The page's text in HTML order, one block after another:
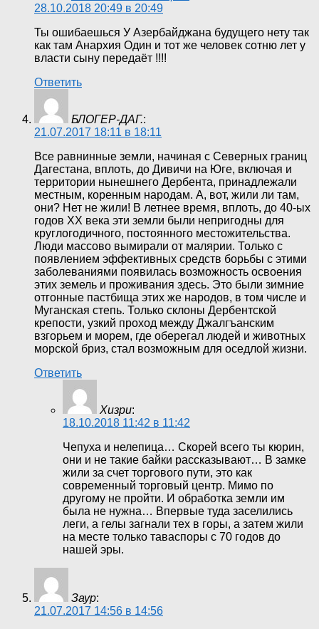
28.10.2018 20:49 в 20:49
Ты ошибаешься У Азербайджана будущего нету так
как там Анархия Один и тот же человек сотню лет у
власти сыну передаёт !!!!
Ответить
БЛОГЕР-ДАГ.:
21.07.2017 18:11 в 18:11
Все равнинные земли, начиная с Северных границ
Дагестана, вплоть, до Дивичи на Юге, включая и
территории нынешнего Дербента, принадлежали
местным, коренным народам. А, вот, жили ли там,
они? Нет не жили! В летнее время, вплоть, до 40-ых
годов ХХ века эти земли были непригодны для
круглогодичного, постоянного местожительства.
Люди массово вымирали от малярии. Только с
появлением эффективных средств борьбы с этими
заболеваниями появилась возможность освоения
этих земель и проживания здесь. Это были зимние
отгонные пастбища этих же народов, в том числе и
Муганская степь. Только склоны Дербентской
крепости, узкий проход между Джалгъанским
взгорьем и морем, где оберегал людей и животных
морской бриз, стал возможным для оседлой жизни.
Ответить
Хизри:
18.10.2018 11:42 в 11:42
Чепуха и нелепица… Скорей всего ты кюрин,
они и не такие байки рассказывают… В замке
жили за счет торгового пути, это как
современный торговый центр. Мимо по
другому не пройти. И обработка земли им
была не нужна… Впервые туда заселились
леги, а гелы загнали тех в горы, а затем жили
на месте только таваспоры с 70 годов до
нашей эры.
Заур:
21.07.2017 14:56 в 14:56